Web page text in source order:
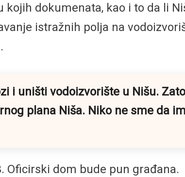
kojih dokumenata, kao i to da li
istražnih polja na
i uništi vodoizvorište u Nišu.
plana Niša. Niko ne sme da
Oficirski dom bude pun građana.